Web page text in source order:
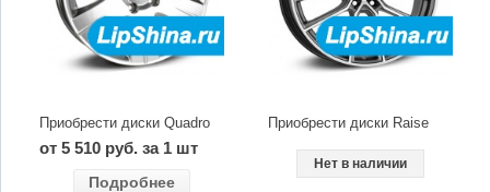
Приобрести диски Quadro
от 5 510 руб. за 1 шт
Подробнее
Приобрести диски Raise
Нет в наличии